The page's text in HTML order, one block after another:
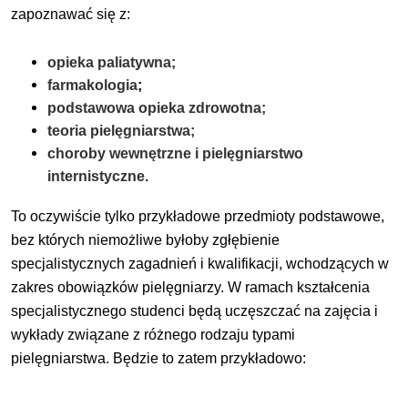
zapoznawać się z:
opieka paliatywna;
farmakologia;
podstawowa opieka zdrowotna;
teoria pielęgniarstwa;
choroby wewnętrzne i pielęgniarstwo
internistyczne.
To oczywiście tylko przykładowe przedmioty podstawowe,
bez których niemożliwe byłoby zgłębienie
specjalistycznych zagadnień i kwalifikacji, wchodzących w
zakres obowiązków pielęgniarzy. W ramach kształcenia
specjalistycznego studenci będą uczęszczać na zajęcia i
wykłady związane z różnego rodzaju typami
pielęgniarstwa. Będzie to zatem przykładowo: